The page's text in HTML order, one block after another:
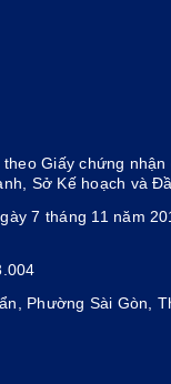
Giấy chứng
Sở Kế hoạch và
7 tháng 11 năm
Phường Sài Gòn,